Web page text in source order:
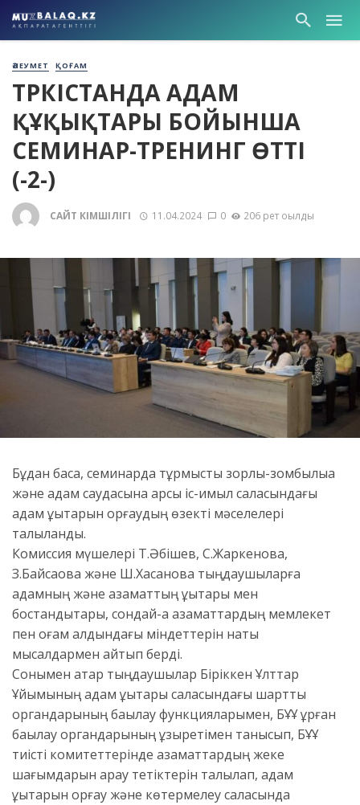
ӘЛЕУМЕТ ҚОҒАМ
ТҮРКІСТАНДА АДАМ
ҚҰҚЫҚТАРЫ БОЙЫНША
СЕМИНАР-ТРЕНИНГ ӨТТІ
(-2-)
САЙТ ӘКІМШІЛІГІ 11.04.2024 0 206 рет оқылды
Бұдан басқа, семинарда тұрмыстық зорлық-зомбылыққа
және адам саудасына қарсы іс-қимыл саласындағы
адам құқықтарын қорғаудың өзекті мәселелері
талқыланды.
Комиссия мүшелері Т.Әбішев, С.Жаркенова,
З.Байсақова және Ш.Хасанова тыңдаушыларға
адамның және азаматтың құқықтары мен
бостандықтары, сондай-ақ азаматтардың мемлекет
пен қоғам алдындағы міндеттерін нақты
мысалдармен айтып берді.
Сонымен қатар тыңдаушылар Біріккен Ұлттар
Ұйымының адам құқықтары саласындағы шарттық
органдарының бақылау функцияларымен, БҰҰ құрған
бақылау органдарының құзыретімен танысып, БҰҰ
тиісті комитеттерінде азаматтардың жеке
шағымдарын қарау тетіктерін талқылап, адам
құқықтарын қорғау және көтермелеу саласында